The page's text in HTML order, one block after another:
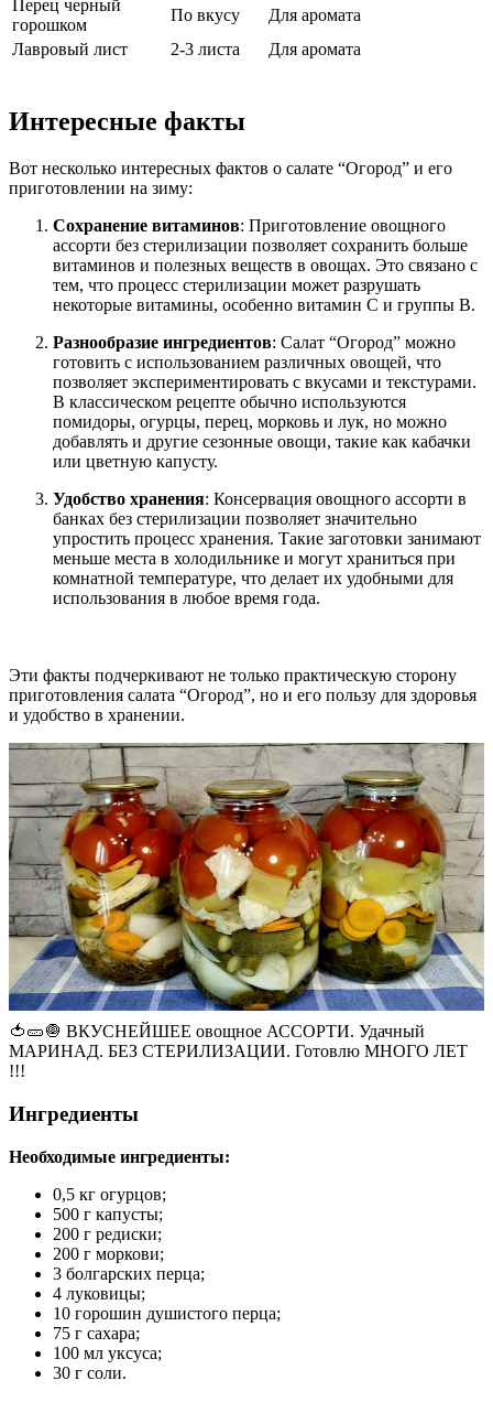
Перец черный
горошком
По вкусу
Для аромата
Лавровый лист
2-3 листа Для аромата
Интересные факты
Вот несколько интересных фактов о салате “Огород” и его
приготовлении на зиму:
Сохранение витаминов: Приготовление овощного
ассорти без стерилизации позволяет сохранить больше
витаминов и полезных веществ в овощах. Это связано с
тем, что процесс стерилизации может разрушать
некоторые витамины, особенно витамин C и группы B.
Разнообразие ингредиентов: Салат “Огород” можно
готовить с использованием различных овощей, что
позволяет экспериментировать с вкусами и текстурами.
В классическом рецепте обычно используются
помидоры, огурцы, перец, морковь и лук, но можно
добавлять и другие сезонные овощи, такие как кабачки
или цветную капусту.
Удобство хранения: Консервация овощного ассорти в
банках без стерилизации позволяет значительно
упростить процесс хранения. Такие заготовки занимают
меньше места в холодильнике и могут храниться при
комнатной температуре, что делает их удобными для
использования в любое время года.
Эти факты подчеркивают не только практическую сторону
приготовления салата “Огород”, но и его пользу для здоровья
и удобство в хранении.
🍅🥒🧅 ВКУСНЕЙШЕЕ овощное АССОРТИ. Удачный
МАРИНАД. БЕЗ СТЕРИЛИЗАЦИИ. Готовлю МНОГО ЛЕТ
!!!
Ингредиенты
Необходимые ингредиенты:
0,5 кг огурцов;
500 г капусты;
200 г редиски;
200 г моркови;
3 болгарских перца;
4 луковицы;
10 горошин душистого перца;
75 г сахара;
100 мл уксуса;
30 г соли.